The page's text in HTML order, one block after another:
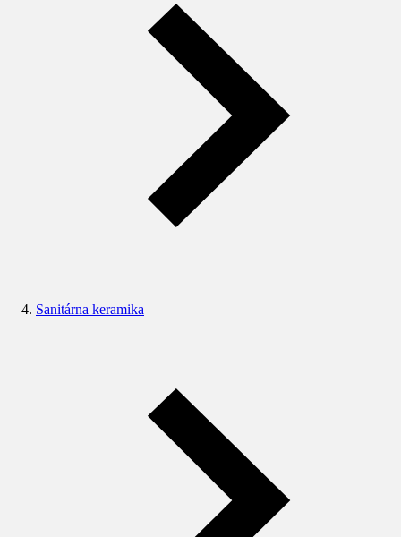
Sanitárna keramika